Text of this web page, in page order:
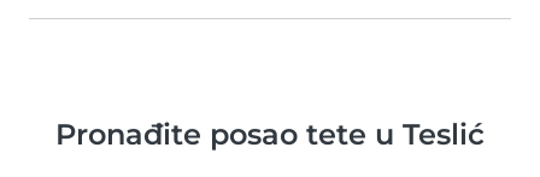
Pronađite posao tete u Teslić